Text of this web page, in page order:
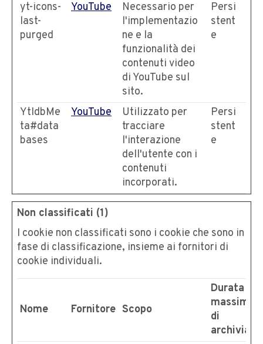
yt-icons-
last-
purged
YouTube
Necessario per
l'implementazio
ne e la
funzionalità dei
contenuti video
di YouTube sul
sito.
Persi
stent
e
YtIdbMe
ta#data
bases
YouTube
Utilizzato per
tracciare
l'interazione
dell'utente con i
contenuti
incorporati.
Persi
stent
e
Non classificati (1)
I cookie non classificati sono i cookie che sono in
fase di classificazione, insieme ai fornitori di
cookie individuali.
Nome Fornitore Scopo
Durata
massima
di